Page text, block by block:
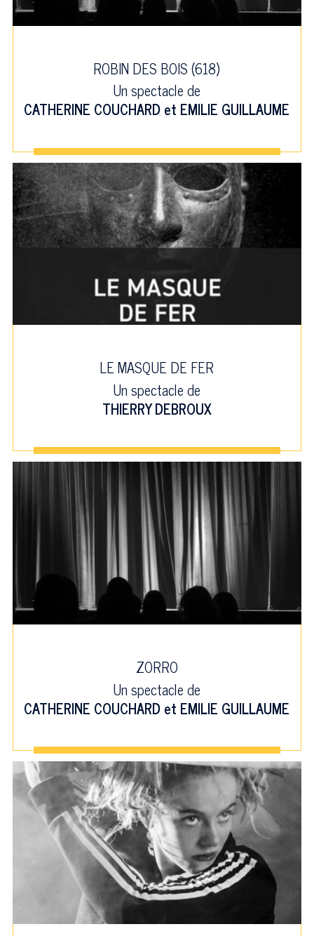
ROBIN DES BOIS (618)
Un spectacle de
CATHERINE COUCHARD et EMILIE GUILLAUME
LE MASQUE DE FER
Un spectacle de
THIERRY DEBROUX
ZORRO
Un spectacle de
CATHERINE COUCHARD et EMILIE GUILLAUME